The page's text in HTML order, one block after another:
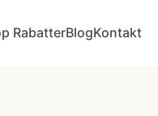
RabatterBlogKontakt